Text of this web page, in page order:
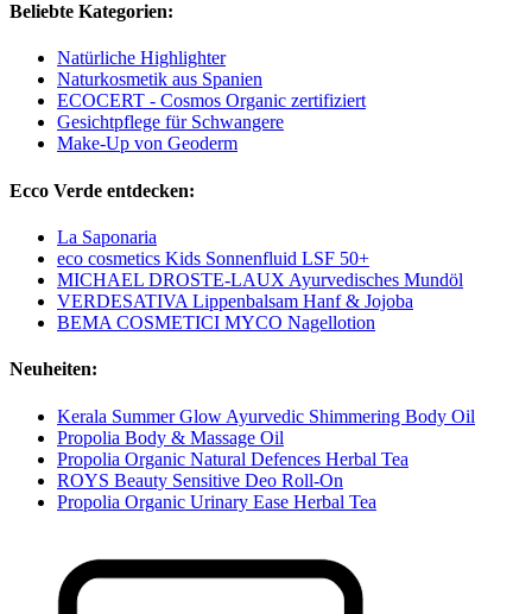
Beliebte Kategorien:
Natürliche Highlighter
Naturkosmetik aus Spanien
ECOCERT - Cosmos Organic zertifiziert
Gesichtpflege für Schwangere
Make-Up von Geoderm
Ecco Verde entdecken:
La Saponaria
eco cosmetics Kids Sonnenfluid LSF 50+
MICHAEL DROSTE-LAUX Ayurvedisches Mundöl
VERDESATIVA Lippenbalsam Hanf & Jojoba
BEMA COSMETICI MYCO Nagellotion
Neuheiten:
Kerala Summer Glow Ayurvedic Shimmering Body Oil
Propolia Body & Massage Oil
Propolia Organic Natural Defences Herbal Tea
ROYS Beauty Sensitive Deo Roll-On
Propolia Organic Urinary Ease Herbal Tea